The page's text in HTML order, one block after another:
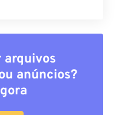
arquivos
anúncios?